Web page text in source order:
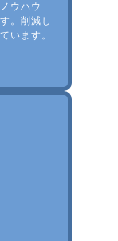
ウハウ
。削減し
います。